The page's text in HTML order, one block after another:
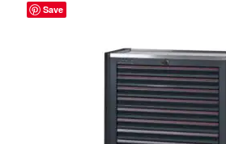
Save